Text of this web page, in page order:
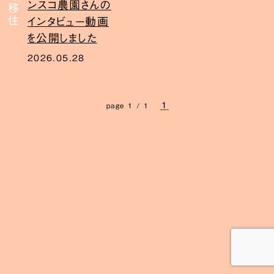
ンスコ農園さんの
インタビュー動画
を公開しました
2026.05.28
page 1 / 1 1